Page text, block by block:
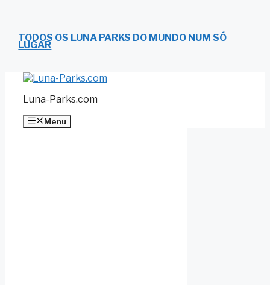
TODOS OS LUNA PARKS DO MUNDO NUM SÓ
LUGAR
Luna-Parks.com
Menu